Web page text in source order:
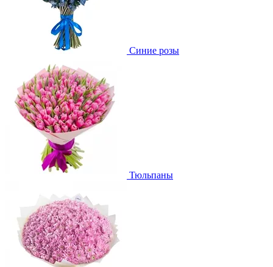
Синие розы
Тюльпаны